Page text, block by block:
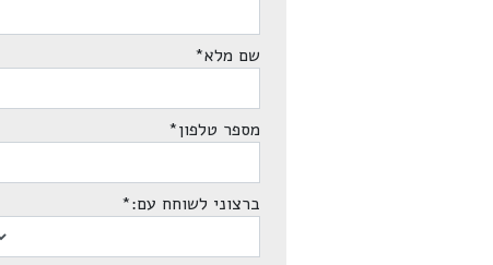
שם מלא*
מספר טלפון*
ברצוני לשוחח עם:*